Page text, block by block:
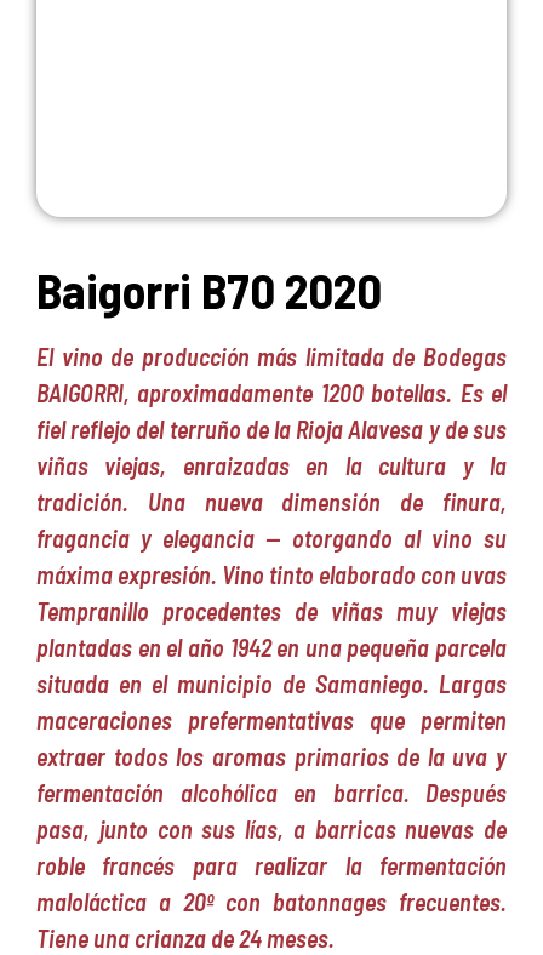
Baigorri B70 2020
El vino de producción más limitada de Bodegas
BAIGORRI, aproximadamente 1200 botellas. Es el
fiel reflejo del terruño de la Rioja Alavesa y de sus
viñas viejas, enraizadas en la cultura y la
tradición. Una nueva dimensión de finura,
fragancia y elegancia — otorgando al vino su
máxima expresión. Vino tinto elaborado con uvas
Tempranillo procedentes de viñas muy viejas
plantadas en el año 1942 en una pequeña parcela
situada en el municipio de Samaniego. Largas
maceraciones prefermentativas que permiten
extraer todos los aromas primarios de la uva y
fermentación alcohólica en barrica. Después
pasa, junto con sus lías, a barricas nuevas de
roble francés para realizar la fermentación
maloláctica a 20º con batonnages frecuentes.
Tiene una crianza de 24 meses.